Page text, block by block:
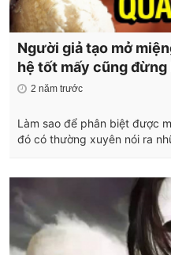
Người giả tạo mở
hệ tốt mấy cũng đừng
2 năm trước
Làm sao để phân biệt được
đó có thường xuyên nói ra